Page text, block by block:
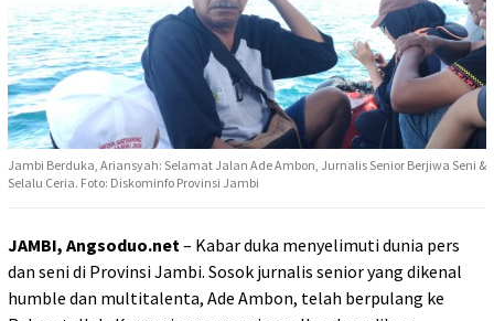
Jambi Berduka, Ariansyah: Selamat Jalan Ade Ambon, Jurnalis Senior Berjiwa Seni &
Selalu Ceria. Foto: Diskominfo Provinsi Jambi
JAMBI, Angsoduo.net– Kabar duka menyelimuti dunia pers
dan seni di Provinsi Jambi. Sosok jurnalis senior yang dikenal
humble dan multitalenta, Ade Ambon, telah berpulang ke